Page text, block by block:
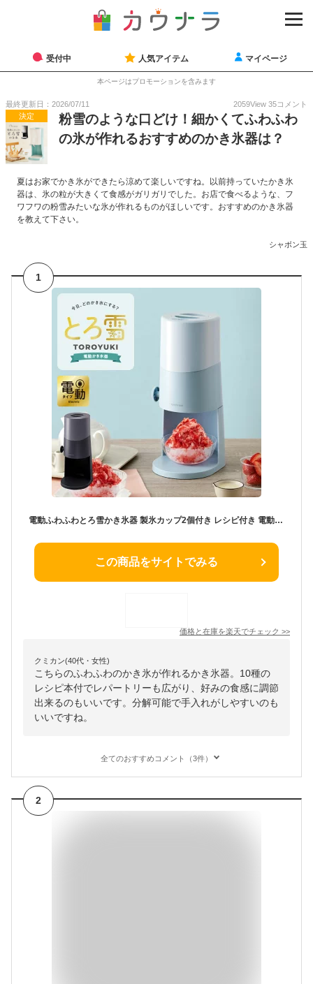
受付中 人気アイテム マイページ
本ページはプロモーションを含みます
最終更新日：2026/07/11 2059View 35コメント
決定
粉雪のような口どけ！細かくてふわふわ
の氷が作れるおすすめのかき氷器は？
夏はお家でかき氷ができたら涼めて楽しいですね。以前持っていたかき氷
器は、氷の粒が大きくて食感がガリガリでした。お店で食べるような、フ
ワフワの粉雪みたいな氷が作れるものがほしいです。おすすめのかき氷器
を教えて下さい。
シャボン玉
1
電動ふわふわとろ雪かき氷器 製氷カップ2個付き レシピ付き 電動 とろ雪 かき氷器 かき氷機 氷かき器 ブラック ブルー DTS-B5 ドウシシャ DOSHISHA【送料無料】
この商品をサイトでみる
価格と在庫を楽天でチェック >>
クミカン(40代・女性)
こちらのふわふわのかき氷が作れるかき氷器。10種の
レシピ本付でレパートリーも広がり、好みの食感に調節
出来るのもいいです。分解可能で手入れがしやすいのも
いいですね。
全てのおすすめコメント（3件）
2